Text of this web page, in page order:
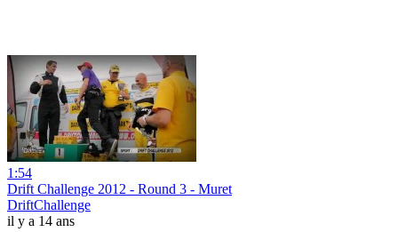
1:54
Drift Challenge 2012 - Round 3 - Muret
DriftChallenge
il y a 14 ans